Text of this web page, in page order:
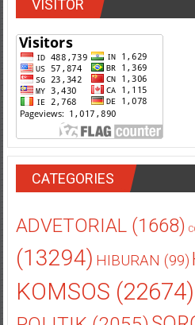
VISITOR
CATEGORIES
ADVETORIAL (1668)
(13294)
HIBURAN (99)
KOMSOS (22674)